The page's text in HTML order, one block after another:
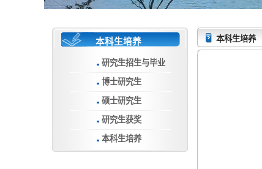
本科生培养
研究生招生与毕业
博士研究生
硕士研究生
研究生获奖
本科生培养
本科生培养